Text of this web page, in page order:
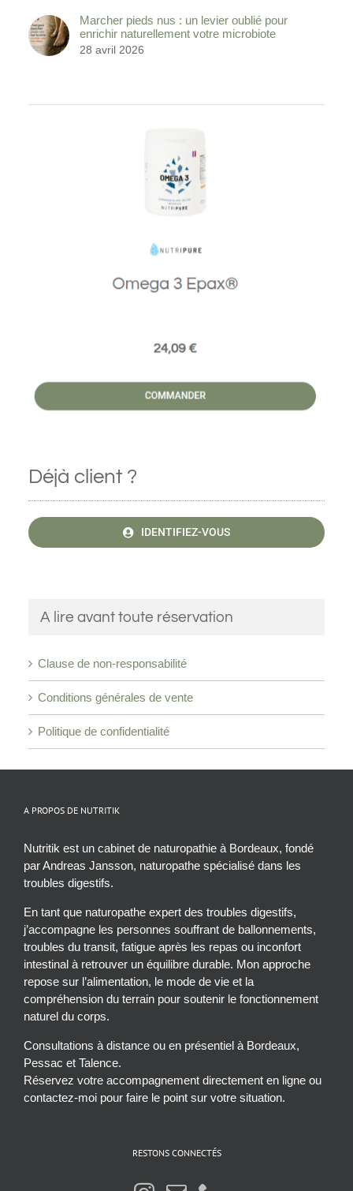
Marcher pieds nus : un levier oublié pour
enrichir naturellement votre microbiote
28 avril 2026
Déjà client ?
IDENTIFIEZ-VOUS
A lire avant toute réservation
Clause de non-responsabilité
Conditions générales de vente
Politique de confidentialité
A PROPOS DE NUTRITIK
Nutritik est un cabinet de naturopathie à Bordeaux, fondé
par Andreas Jansson, naturopathe spécialisé dans les
troubles digestifs.
En tant que naturopathe expert des troubles digestifs,
j’accompagne les personnes souffrant de ballonnements,
troubles du transit, fatigue après les repas ou inconfort
intestinal à retrouver un équilibre durable. Mon approche
repose sur l’alimentation, le mode de vie et la
compréhension du terrain pour soutenir le fonctionnement
naturel du corps.
Consultations à distance ou en présentiel à Bordeaux,
Pessac et Talence.
Réservez votre accompagnement directement en ligne ou
contactez-moi pour faire le point sur votre situation.
RESTONS CONNECTÉS